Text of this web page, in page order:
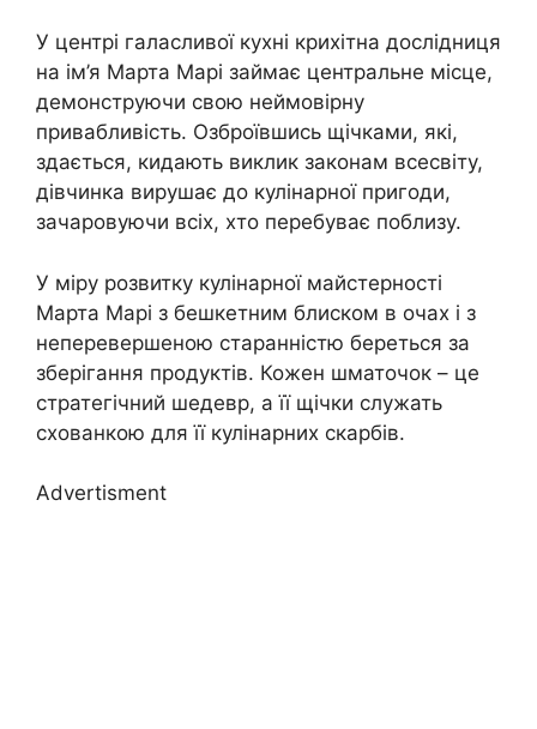
У центрі галасливої кухні крихітна дослідниця
на ім’я Марта Марі займає центральне місце,
демонструючи свою неймовірну
привабливість. Озброївшись щічками, які,
здається, кидають виклик законам всесвіту,
дівчинка вирушає до кулінарної пригоди,
зачаровуючи всіх, хто перебуває поблизу.
У міру розвитку кулінарної майстерності
Марта Марі з бешкетним блиском в очах і з
неперевершеною старанністю береться за
зберігання продуктів. Кожен шматочок – це
стратегічний шедевр, а її щічки служать
схованкою для її кулінарних скарбів.
Advertisment